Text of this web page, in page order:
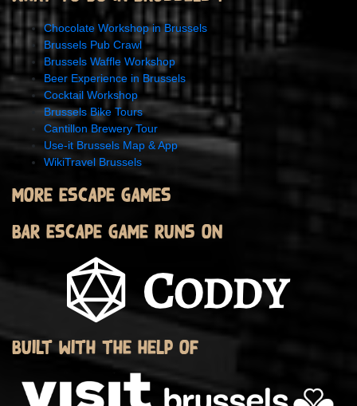
Chocolate Workshop in Brussels
Brussels Pub Crawl
Brussels Waffle Workshop
Beer Experience in Brussels
Cocktail Workshop
Brussels Bike Tours
Cantillon Brewery Tour
Use-it Brussels Map & App
WikiTravel Brussels
More escape games
Bar escape game runs on
Built with the help of